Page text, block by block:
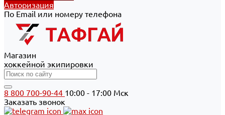
Авторизация
По Email или номеру телефона
Магазин
хоккейной экипировки
8 800 700-90-44 10:00 - 17:00 Мск
Заказать звонок